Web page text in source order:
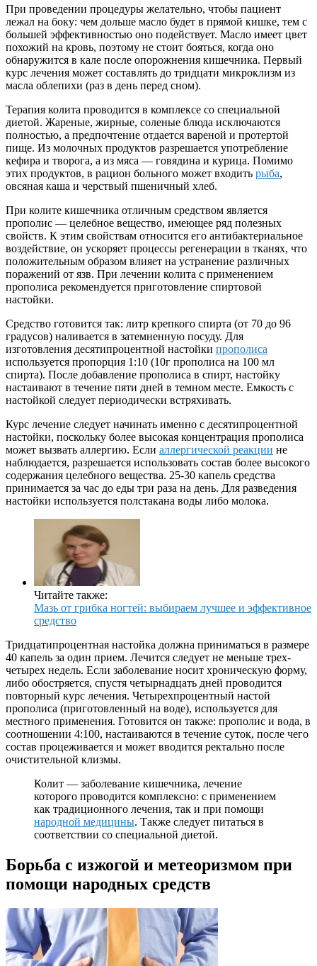
При проведении процедуры желательно, чтобы пациент
лежал на боку: чем дольше масло будет в прямой кишке, тем с
большей эффективностью оно подействует. Масло имеет цвет
похожий на кровь, поэтому не стоит бояться, когда оно
обнаружится в кале после опорожнения кишечника. Первый
курс лечения может составлять до тридцати микроклизм из
масла облепихи (раз в день перед сном).
Терапия колита проводится в комплексе со специальной
диетой. Жареные, жирные, соленые блюда исключаются
полностью, а предпочтение отдается вареной и протертой
пище. Из молочных продуктов разрешается употребление
кефира и творога, а из мяса — говядина и курица. Помимо
этих продуктов, в рацион больного может входить рыба,
овсяная каша и черствый пшеничный хлеб.
При колите кишечника отличным средством является
прополис — целебное вещество, имеющее ряд полезных
свойств. К этим свойствам относится его антибактериальное
воздействие, он ускоряет процессы регенерации в тканях, что
положительным образом влияет на устранение различных
поражений от язв. При лечении колита с применением
прополиса рекомендуется приготовление спиртовой
настойки.
Средство готовится так: литр крепкого спирта (от 70 до 96
градусов) наливается в затемненную посуду. Для
изготовления десятипроцентной настойки прополиса
используется пропорция 1:10 (10г прополиса на 100 мл
спирта). После добавление прополиса в спирт, настойку
настаивают в течение пяти дней в темном месте. Емкость с
настойкой следует периодически встряхивать.
Курс лечение следует начинать именно с десятипроцентной
настойки, поскольку более высокая концентрация прополиса
может вызвать аллергию. Если аллергической реакции не
наблюдается, разрешается использовать состав более высокого
содержания целебного вещества. 25-30 капель средства
принимается за час до еды три раза на день. Для разведения
настойки используется полстакана воды либо молока.
Читайте также:
Мазь от грибка ногтей: выбираем лучшее и эффективное
средство
Тридцатипроцентная настойка должна приниматься в размере
40 капель за один прием. Лечится следует не меньше трех-
четырех недель. Если заболевание носит хроническую форму,
либо обостряется, спустя четырнадцать дней проводится
повторный курс лечения. Четырехпроцентный настой
прополиса (приготовленный на воде), используется для
местного применения. Готовится он также: прополис и вода, в
соотношении 4:100, настаиваются в течение суток, после чего
состав процеживается и может вводится ректально после
очистительной клизмы.
Колит — заболевание кишечника, лечение
которого проводится комплексно: с применением
как традиционного лечения, так и при помощи
народной медицины. Также следует питаться в
соответствии со специальной диетой.
Борьба с изжогой и метеоризмом при
помощи народных средств